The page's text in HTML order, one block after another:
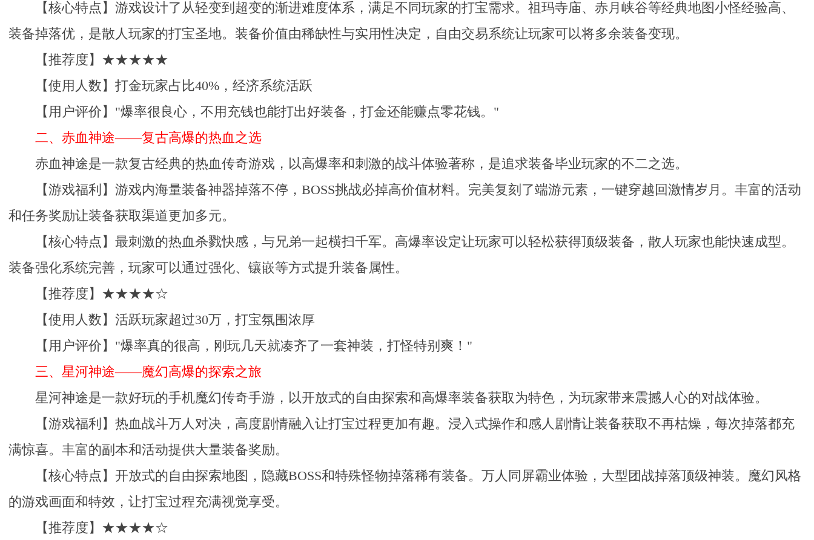
【核心特点】游戏设计了从轻变到超变的渐进难度体系，满足不同玩家的打宝需求。祖玛寺庙、赤月峡谷等经典地图小怪经验高、
装备掉落优，是散人玩家的打宝圣地。装备价值由稀缺性与实用性决定，自由交易系统让玩家可以将多余装备变现。
【推荐度】★★★★★
【使用人数】打金玩家占比40%，经济系统活跃
【用户评价】"爆率很良心，不用充钱也能打出好装备，打金还能赚点零花钱。"
二、赤血神途——复古高爆的热血之选
赤血神途是一款复古经典的热血传奇游戏，以高爆率和刺激的战斗体验著称，是追求装备毕业玩家的不二之选。
【游戏福利】游戏内海量装备神器掉落不停，BOSS挑战必掉高价值材料。完美复刻了端游元素，一键穿越回激情岁月。丰富的活动
和任务奖励让装备获取渠道更加多元。
【核心特点】最刺激的热血杀戮快感，与兄弟一起横扫千军。高爆率设定让玩家可以轻松获得顶级装备，散人玩家也能快速成型。
装备强化系统完善，玩家可以通过强化、镶嵌等方式提升装备属性。
【推荐度】★★★★☆
【使用人数】活跃玩家超过30万，打宝氛围浓厚
【用户评价】"爆率真的很高，刚玩几天就凑齐了一套神装，打怪特别爽！"
三、星河神途——魔幻高爆的探索之旅
星河神途是一款好玩的手机魔幻传奇手游，以开放式的自由探索和高爆率装备获取为特色，为玩家带来震撼人心的对战体验。
【游戏福利】热血战斗万人对决，高度剧情融入让打宝过程更加有趣。浸入式操作和感人剧情让装备获取不再枯燥，每次掉落都充
满惊喜。丰富的副本和活动提供大量装备奖励。
【核心特点】开放式的自由探索地图，隐藏BOSS和特殊怪物掉落稀有装备。万人同屏霸业体验，大型团战掉落顶级神装。魔幻风格
的游戏画面和特效，让打宝过程充满视觉享受。
【推荐度】★★★★☆